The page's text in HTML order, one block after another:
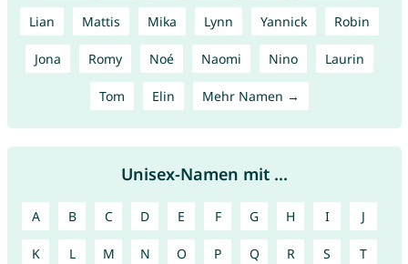
Lian Mattis Mika Lynn Yannick Robin
Jona Romy Noé Naomi Nino Laurin
Tom Elin Mehr Namen →
Unisex-Namen mit ...
A B C D E F G H I J
K L M N O P Q R S T